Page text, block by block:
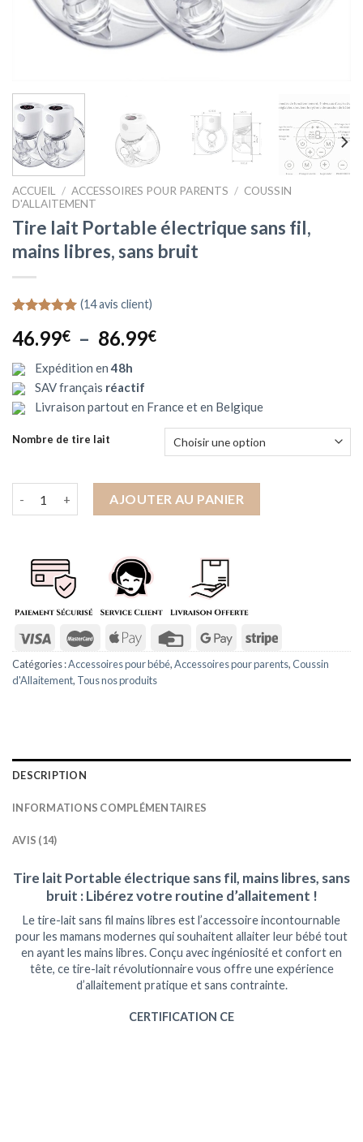
ACCUEIL / ACCESSOIRES POUR PARENTS / COUSSIN
D'ALLAITEMENT
Tire lait Portable électrique sans fil,
mains libres, sans bruit
sur 5 basé
sur
notations
client
(14avis client)
46.99€ – 86.99€Plage
à
86.99€
Expédition en48h
SAV français réactif
Livraison partout en France et en Belgique
Nombre de tire lait
AJOUTER AU PANIER
Catégories :Accessoires pour bébé,Accessoires pour parents,Coussin
d'Allaitement, Tous nos produits
DESCRIPTION
INFORMATIONS COMPLÉMENTAIRES
AVIS (14)
Tire lait Portable électrique sans fil, mains libres, sans
bruit : Libérez votre routine d’allaitement !
Le tire-lait sans fil mains libres est l’accessoire incontournable
pour les mamans modernes qui souhaitent allaiter leur bébé tout
en ayant les mains libres. Conçu avec ingéniosité et confort en
tête, ce tire-lait révolutionnaire vous offre une expérience
d’allaitement pratique et sans contrainte.
CERTIFICATION CE